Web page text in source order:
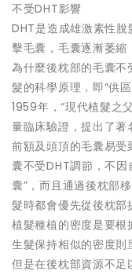
不受DHT影響
DHT是造成雄激素性
擊毛囊，毛囊逐漸萎縮
為什麼後枕部的毛囊
髮的科學原理，即“供區
1959年，“現代植髮
量臨床驗證，提出了著
前額及頭頂的毛囊易
囊不受DHT調節，不
囊”，而且通過後枕部
髮時都會優先從後枕部
植髮種植的密度是要
生髮保持相似的密度則
但是在後枕部資源不